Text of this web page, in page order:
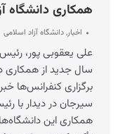
همکاری دانشگاه
اخبار,دانشگاه آزاد اسلامی
علی یعقوبی پور،
سال جدید از همکاری
برگزاری کنفرانس‌ها
سیرجان در دیدار با
همکاری این